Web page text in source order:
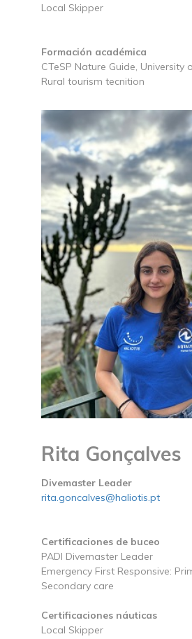
Local Skipper
Formación académica
CTeSP Nature Guide, University
Rural tourism tecnition
Rita Gonçalves
Divemaster Leader
rita.goncalves@haliotis.pt
Certificaciones de buceo
PADI Divemaster Leader
Emergency First Responsive:
Secondary care
Certificaciones náuticas
Local Skipper